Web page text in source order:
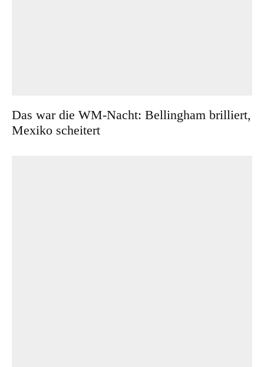
Das war die WM-Nacht: Bellingham brilliert,
Mexiko scheitert